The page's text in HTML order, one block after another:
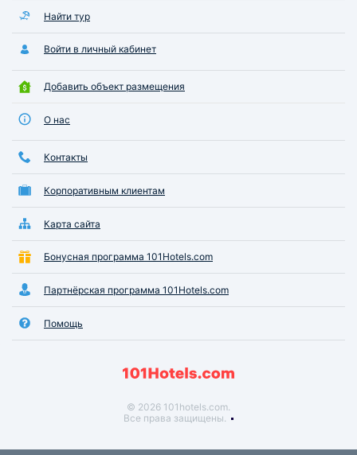
Найти тур
Войти в личный кабинет
Добавить объект размещения
О нас
Контакты
Корпоративным клиентам
Карта сайта
Бонусная программа 101Hotels.com
Партнёрская программа 101Hotels.com
Помощь
© 2026 101hotels.com.
Все права защищены.